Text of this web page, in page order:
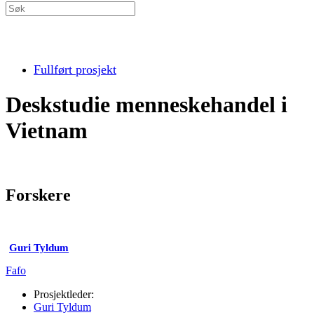
Fullført prosjekt
Deskstudie menneskehandel i
Vietnam
Forskere
Guri Tyldum
Fafo
Prosjektleder:
Guri Tyldum